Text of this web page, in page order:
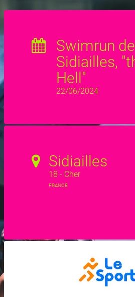
Swimrun de
Sidiailles,
Hell"
22/06/2024
Sidiailles
18 - Cher
FRANCE